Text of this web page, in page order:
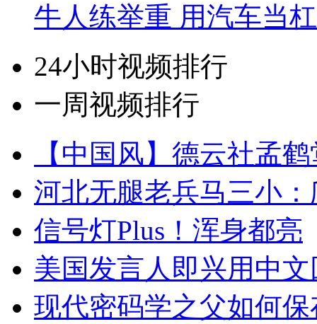
牛人练举重 用汽车当
24小时视频排行
一周视频排行
【中国风】德云社孟
河北无腿老兵马三小
信号灯Plus！浑身都亮
美国发言人即兴用中
现代密码学之父如何